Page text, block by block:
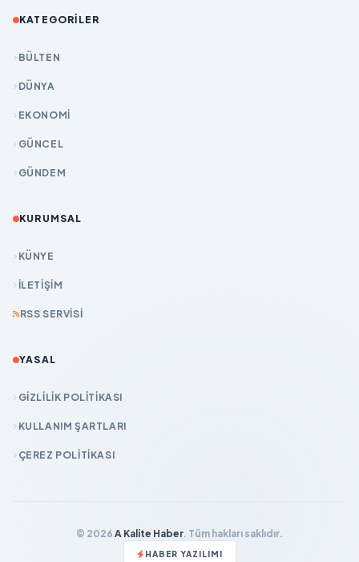
KATEGORILER
BÜLTEN
DÜNYA
EKONOMİ
GÜNCEL
GÜNDEM
KURUMSAL
KÜNYE
İLETIŞIM
RSS SERVISI
YASAL
GIZLILIK POLITIKASI
KULLANIM ŞARTLARI
ÇEREZ POLITIKASI
© 2026 A Kalite Haber. Tüm hakları saklıdır.
HABER YAZILIMI